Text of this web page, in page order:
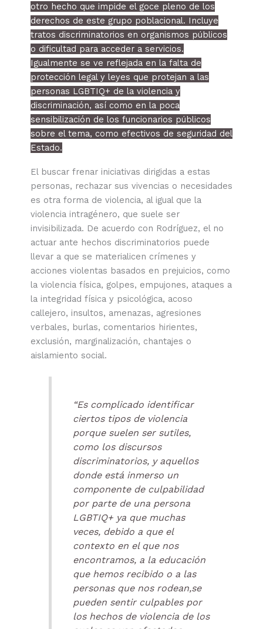
otro hecho que impide el goce pleno de los
derechos de este grupo poblacional. Incluye
tratos discriminatorios en organismos públicos
o dificultad para acceder a servicios.
Igualmente se ve reflejada en la falta de
protección legal y leyes que protejan a las
personas LGBTIQ+ de la violencia y
discriminación, así como en la poca
sensibilización de los funcionarios públicos
sobre el tema, como efectivos de seguridad del
Estado.
El buscar frenar iniciativas dirigidas a estas
personas, rechazar sus vivencias o necesidades
es otra forma de violencia, al igual que la
violencia intragénero, que suele ser
invisibilizada. De acuerdo con Rodríguez, el no
actuar ante hechos discriminatorios puede
llevar a que se materialicen crímenes y
acciones violentas basados en prejuicios, como
la violencia física, golpes, empujones, ataques a
la integridad física y psicológica, acoso
callejero, insultos, amenazas, agresiones
verbales, burlas, comentarios hirientes,
exclusión, marginalización, chantajes o
aislamiento social.
“Es complicado identificar
ciertos tipos de violencia
porque suelen ser sutiles,
como los discursos
discriminatorios, y aquellos
donde está inmerso un
componente de culpabilidad
por parte de una persona
LGBTIQ+ ya que muchas
veces, debido a que el
contexto en el que nos
encontramos, a la educación
que hemos recibido o a las
personas que nos rodean,se
pueden sentir culpables por
los hechos de violencia de los